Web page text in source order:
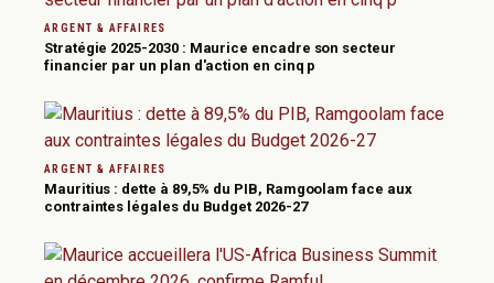
ARGENT & AFFAIRES
Stratégie 2025-2030 : Maurice encadre son secteur
financier par un plan d'action en cinq p
ARGENT & AFFAIRES
Mauritius : dette à 89,5% du PIB, Ramgoolam face aux
contraintes légales du Budget 2026-27